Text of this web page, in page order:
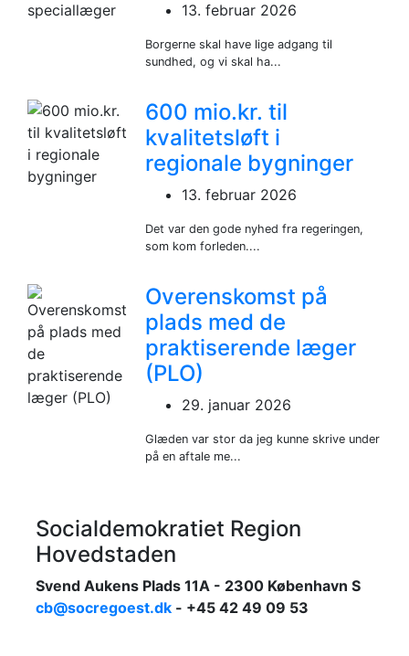
13. februar 2026
Borgerne skal have lige adgang til
sundhed, og vi skal ha...
600 mio.kr. til
kvalitetsløft i
regionale bygninger
13. februar 2026
Det var den gode nyhed fra regeringen,
som kom forleden....
Overenskomst på
plads med de
praktiserende læger
(PLO)
29. januar 2026
Glæden var stor da jeg kunne skrive under
på en aftale me...
Socialdemokratiet Region
Hovedstaden
Svend Aukens Plads 11A - 2300 København S
cb@socregoest.dk - +45 42 49 09 53